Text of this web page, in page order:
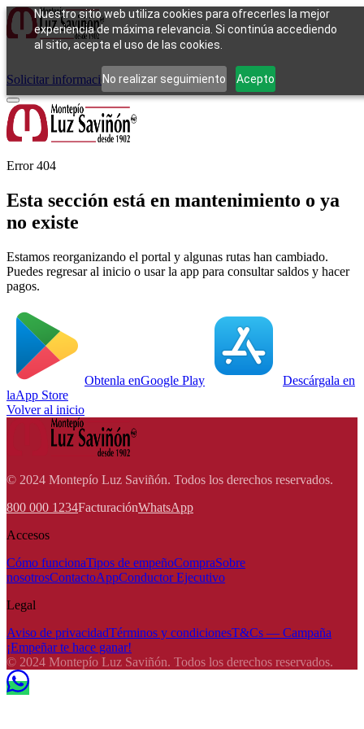
Nuestro sitio web utiliza cookies para ofrecerles la mejor
experiencia de máxima relevancia. Si continúa accediendo
al sitio, acepta el uso de las cookies.
No realizar seguimiento Acepto
Cómo funcionaTipos de empeñoCompraContacto
Solicitar información Iniciar sesión
Error 404
Esta sección está en mantenimiento o ya
no existe
Estamos reorganizando el portal y algunas rutas han cambiado.
Puedes regresar al inicio o usar la app para consultar saldos y hacer
pagos.
Obtenla enGoogle Play
Descárgala en
laApp Store
Volver al inicio
© 2024 Montepío Luz Saviñón. Todos los derechos reservados.
800 000 1234FacturaciónWhatsApp
Accesos
Cómo funcionaTipos de empeñoCompraSobre
nosotrosContactoAppConductor Ejecutivo
Legal
Aviso de privacidadTérminos y condicionesT&Cs — Campaña
¡Empeñar te hace ganar!
© 2024 Montepío Luz Saviñón. Todos los derechos reservados.